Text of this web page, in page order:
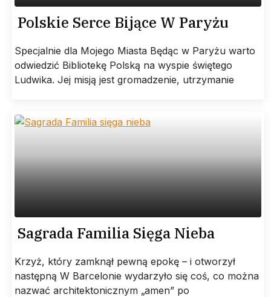
Polskie Serce Bijące W Paryżu
Specjalnie dla Mojego Miasta Będąc w Paryżu warto
odwiedzić Bibliotekę Polską na wyspie świętego
Ludwika. Jej misją jest gromadzenie, utrzymanie
Sagrada Familia Sięga Nieba
Krzyż, który zamknął pewną epokę – i otworzył
następną W Barcelonie wydarzyło się coś, co można
nazwać architektonicznym „amen” po